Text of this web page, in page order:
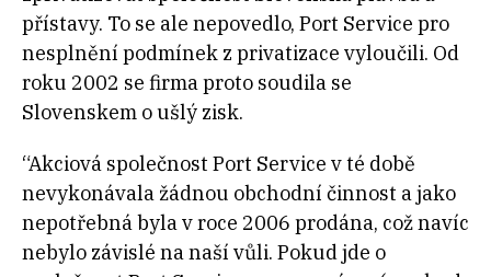
přístavy. To se ale nepovedlo, Port Service pro
nesplnění podmínek z privatizace vyloučili. Od
roku 2002 se firma proto soudila se
Slovenskem o ušlý zisk.
“Akciová společnost Port Service v té době
nevykonávala žádnou obchodní činnost a jako
nepotřebná byla v roce 2006 prodána, což navíc
nebylo závislé na naší vůli. Pokud jde o